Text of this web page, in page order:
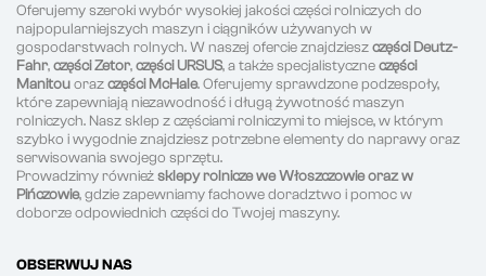
Oferujemy szeroki wybór wysokiej jakości części rolniczych do
najpopularniejszych maszyn i ciągników używanych w
gospodarstwach rolnych. W naszej ofercie znajdzieszczęści Deutz-
Fahr,części Zetor,części URSUS, a także specjalistyczneczęści
Manitouorazczęści McHale. Oferujemy sprawdzone podzespoły,
które zapewniają niezawodność i długą żywotność maszyn
rolniczych. Nasz sklep z częściami rolniczymi to miejsce, w którym
szybko i wygodnie znajdziesz potrzebne elementy do naprawy oraz
serwisowania swojego sprzętu.
Prowadzimy równieżsklepy rolnicze we Włoszczowie oraz w
Pińczowie, gdzie zapewniamy fachowe doradztwo i pomoc w
doborze odpowiednich części do Twojej maszyny.
OBSERWUJ NAS